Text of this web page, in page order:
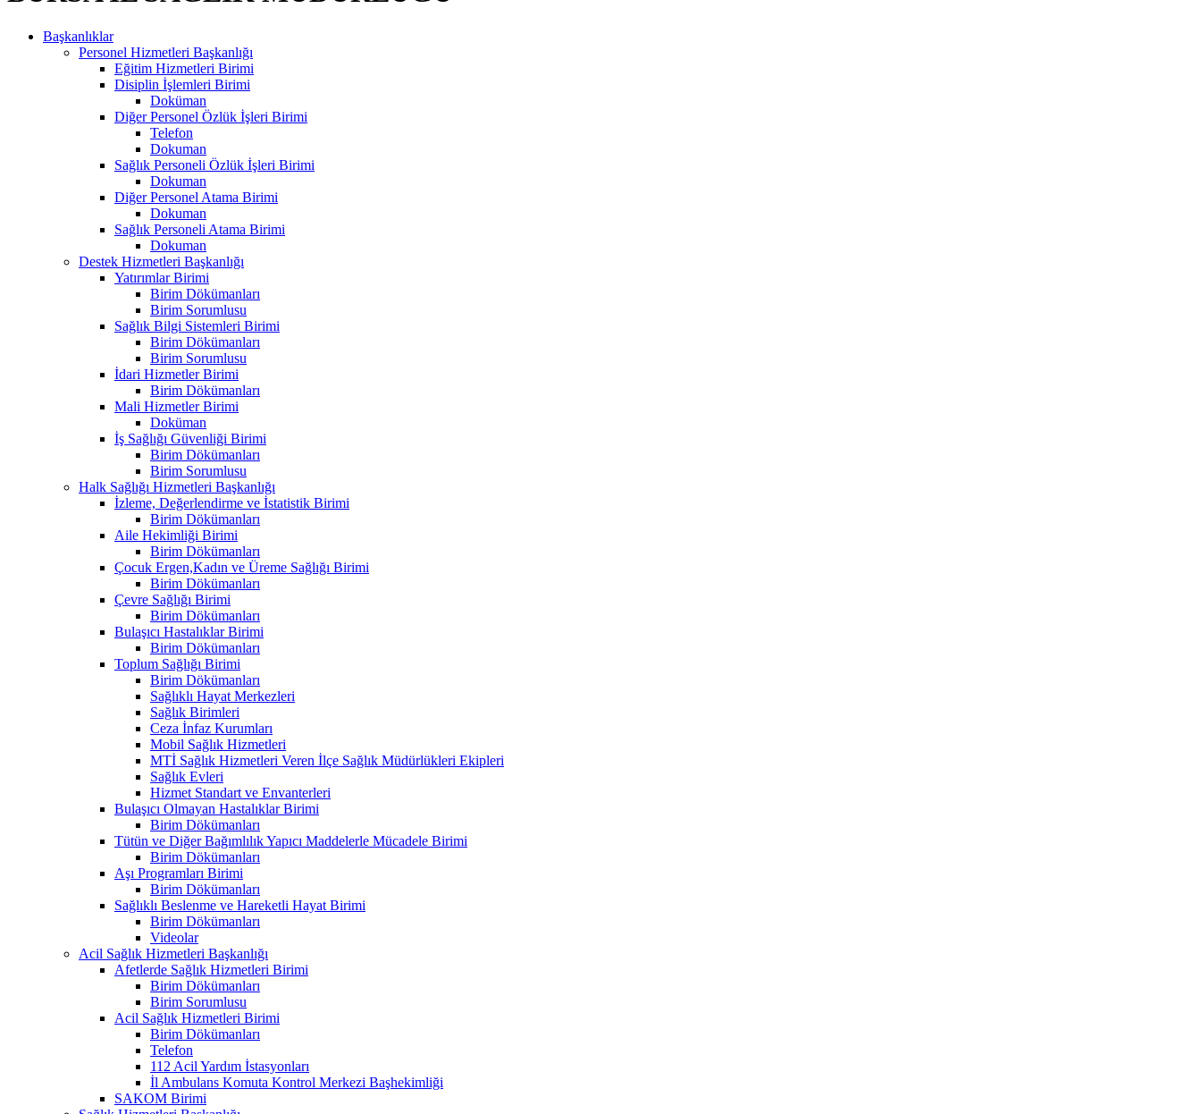
Başkanlıklar
Personel Hizmetleri Başkanlığı
Eğitim Hizmetleri Birimi
Disiplin İşlemleri Birimi
Doküman
Diğer Personel Özlük İşleri Birimi
Telefon
Dokuman
Sağlık Personeli Özlük İşleri Birimi
Dokuman
Diğer Personel Atama Birimi
Dokuman
Sağlık Personeli Atama Birimi
Dokuman
Destek Hizmetleri Başkanlığı
Yatırımlar Birimi
Birim Dökümanları
Birim Sorumlusu
Sağlık Bilgi Sistemleri Birimi
Birim Dökümanları
Birim Sorumlusu
İdari Hizmetler Birimi
Birim Dökümanları
Mali Hizmetler Birimi
Doküman
İş Sağlığı Güvenliği Birimi
Birim Dökümanları
Birim Sorumlusu
Halk Sağlığı Hizmetleri Başkanlığı
İzleme, Değerlendirme ve İstatistik Birimi
Birim Dökümanları
Aile Hekimliği Birimi
Birim Dökümanları
Çocuk Ergen,Kadın ve Üreme Sağlığı Birimi
Birim Dökümanları
Çevre Sağlığı Birimi
Birim Dökümanları
Bulaşıcı Hastalıklar Birimi
Birim Dökümanları
Toplum Sağlığı Birimi
Birim Dökümanları
Sağlıklı Hayat Merkezleri
Sağlık Birimleri
Ceza İnfaz Kurumları
Mobil Sağlık Hizmetleri
MTİ Sağlık Hizmetleri Veren İlçe Sağlık Müdürlükleri Ekipleri
Sağlık Evleri
Hizmet Standart ve Envanterleri
Bulaşıcı Olmayan Hastalıklar Birimi
Birim Dökümanları
Tütün ve Diğer Bağımlılık Yapıcı Maddelerle Mücadele Birimi
Birim Dökümanları
Aşı Programları Birimi
Birim Dökümanları
Sağlıklı Beslenme ve Hareketli Hayat Birimi
Birim Dökümanları
Videolar
Acil Sağlık Hizmetleri Başkanlığı
Afetlerde Sağlık Hizmetleri Birimi
Birim Dökümanları
Birim Sorumlusu
Acil Sağlık Hizmetleri Birimi
Birim Dökümanları
Telefon
112 Acil Yardım İstasyonları
İl Ambulans Komuta Kontrol Merkezi Başhekimliği
SAKOM Birimi